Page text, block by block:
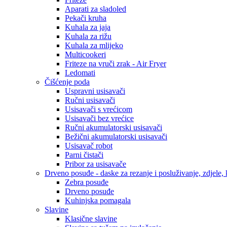
Aparati za sladoled
Pekači kruha
Kuhala za jaja
Kuhala za rižu
Kuhala za mlijeko
Multicookeri
Friteze na vruči zrak - Air Fryer
Ledomati
Čišćenje poda
Uspravni usisavači
Ručni usisavači
Usisavači s vrećicom
Usisavači bez vrećice
Ručni akumulatorski usisavači
Bežični akumulatorski usisavači
Usisavač robot
Parni čistači
Pribor za usisavače
Drveno posuđe - daske za rezanje i posluživanje,
Zebra posuđe
Drveno posuđe
Kuhinjska pomagala
Slavine
Klasične slavine